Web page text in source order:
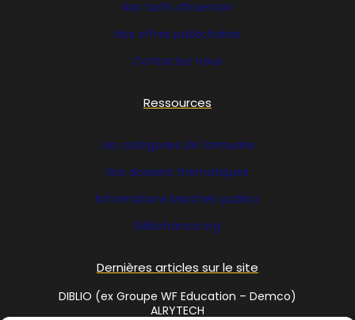
Nos tarifs d’insertion
Nos offres publicitaires
Contactez nous
Ressources
Les catégories de l’annuaire
Nos dossiers thématiques
Informations Marchés publics
Bibliofrance.org
Dernières articles sur le site
DIBLIO (ex Groupe WF Education – Demco)
ALRYTECH